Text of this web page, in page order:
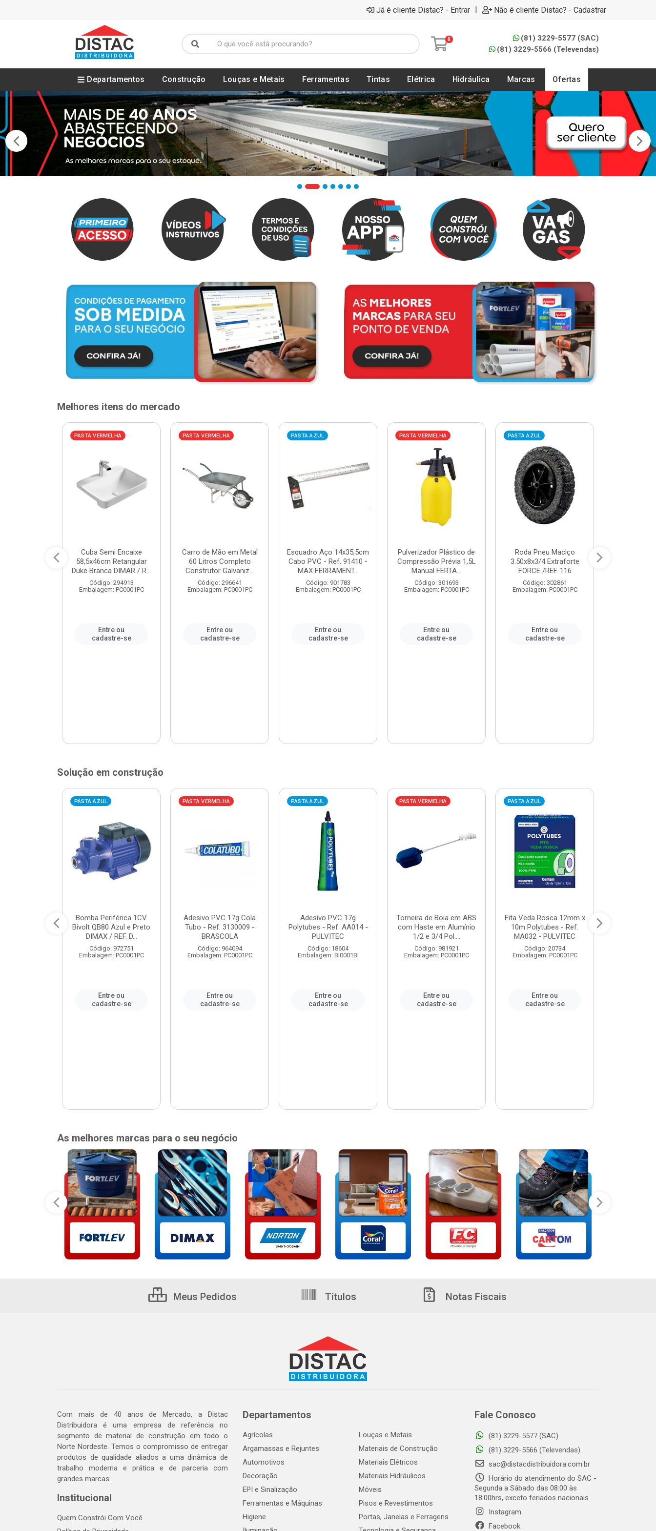
Já é cliente Distac? - Entrar | Não é cliente Distac? - Cadastrar
0
(81) 3229-5577 (SAC)
(81) 3229-5566 (Televendas)
Departamentos Construção Louças e Metais Ferramentas Tintas Elétrica Hidráulica Marcas Ofertas
Melhores itens do mercado
PASTA VERMELHA
Cuba Semi Encaixe
58,5x46cm Retangular
Duke Branca DIMAR / R...
Código: 294913
Embalagem: PC0001PC
Entre ou
cadastre-se
PASTA VERMELHA
Carro de Mão em Metal
60 Litros Completo
Construtor Galvaniz...
Código: 296641
Embalagem: PC0001PC
Entre ou
cadastre-se
PASTA AZUL
Esquadro Aço 14x35,5cm
Cabo PVC - Ref. 91410 -
MAX FERRAMENT...
Código: 901783
Embalagem: PC0001PC
Entre ou
cadastre-se
PASTA VERMELHA
Pulverizador Plástico de
Compressão Prévia 1,5L
Manual FERTA...
Código: 301693
Embalagem: PC0001PC
Entre ou
cadastre-se
PASTA AZUL
Roda Pneu Maciço
3.50x8x3/4 Extraforte
FORCE /REF. 116
Código: 302861
Embalagem: PC0001PC
Entre ou
cadastre-se
Solução em construção
PASTA AZUL
Bomba Periférica 1CV
Bivolt QB80 Azul e Preto
DIMAX / REF. D...
Código: 972751
Embalagem: PC0001PC
Entre ou
cadastre-se
PASTA VERMELHA
Adesivo PVC 17g Cola
Tubo - Ref. 3130009 -
BRASCOLA
Código: 964094
Embalagem: PC0001PC
Entre ou
cadastre-se
PASTA AZUL
Adesivo PVC 17g
Polytubes - Ref. AA014 -
PULVITEC
Código: 18604
Embalagem: BI0001BI
Entre ou
cadastre-se
PASTA VERMELHA
Torneira de Boia em ABS
com Haste em Alumínio
1/2 e 3/4 Pol....
Código: 981921
Embalagem: PC0001PC
Entre ou
cadastre-se
PASTA AZUL
Fita Veda Rosca 12mm x
10m Polytubes - Ref.
MA032 - PULVITEC
Código: 20734
Embalagem: PC0001PC
Entre ou
cadastre-se
As melhores marcas para o seu negócio
Meus Pedidos Títulos Notas Fiscais
Com mais de 40 anos de Mercado, a Distac
Distribuidora é uma empresa de referência no
segmento de material de construção em todo o
Norte Nordeste. Temos o compromisso de entregar
produtos de qualidade aliados a uma dinâmica de
trabalho moderna e prática e de parceria com
grandes marcas.
Institucional
Quem Constrói Com Você
Departamentos
Agrícolas
Argamassas e Rejuntes
Automotivos
Decoração
EPI e Sinalização
Ferramentas e Máquinas
Higiene
Louças e Metais
Materiais de Construção
Materiais Elétricos
Materiais Hidráulicos
Móveis
Pisos e Revestimentos
Portas, Janelas e Ferragens
Fale Conosco
(81) 3229-5577 (SAC)
(81) 3229-5566 (Televendas)
sac@distacdistribuidora.com.br
Horário do atendimento do SAC -
Segunda a Sábado das 08:00 às
18:00hrs, exceto feriados nacionais.
Instagram
Facebook